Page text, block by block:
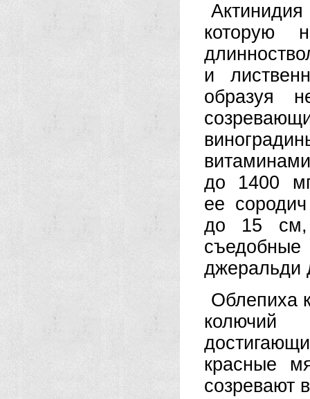
которую
и
образуя
до 1400
ее
до 15 см,
джеральди
Облепиха
колючий
красные
созревают